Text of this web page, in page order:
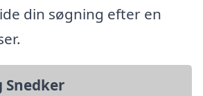
din søgning efter en
Snedker